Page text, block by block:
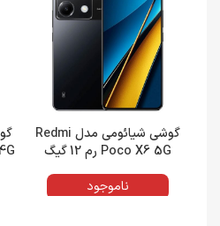
گوشی شیائومی مدل Redmi
Poco X6 5G رم 12 گیگ
ناموجود